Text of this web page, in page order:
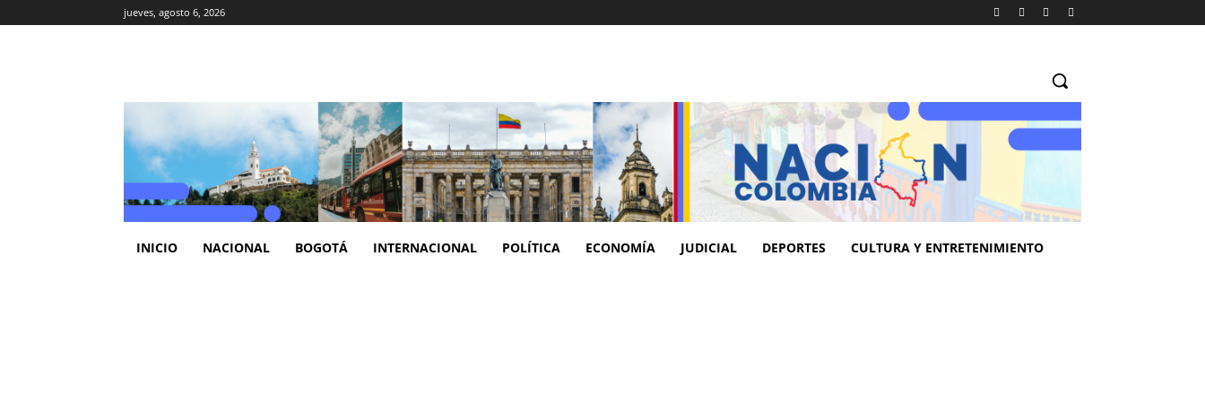
jueves, agosto 6, 2026
INICIO NACIONAL BOGOTÁ INTERNACIONAL POLÍTICA ECONOMÍA JUDICIAL DEPORTES CULTURA Y ENTRETENIMIENTO